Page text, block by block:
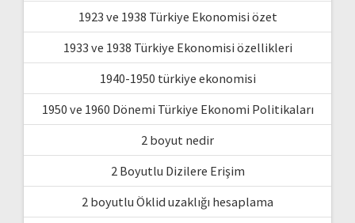
1923 ve 1938 Türkiye Ekonomisi özet
1933 ve 1938 Türkiye Ekonomisi özellikleri
1940-1950 türkiye ekonomisi
1950 ve 1960 Dönemi Türkiye Ekonomi Politikaları
2 boyut nedir
2 Boyutlu Dizilere Erişim
2 boyutlu Öklid uzaklığı hesaplama